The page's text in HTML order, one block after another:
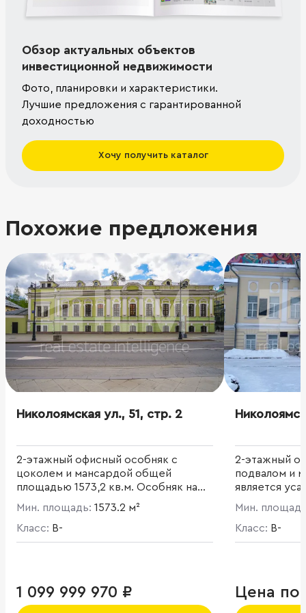
Обзор актуальных объектов
инвестиционной недвижимости
Фото, планировки и характеристики.
Лучшие предложения с гарантированной
доходностью
Хочу получить каталог
Похожие предложения
Николоямская ул., 51, стр. 2
2-этажный офисный особняк с
цоколем и мансардой общей
площадью 1573,2 кв.м. Особняк на
первой линии домов в ЦАО. Объект
культурного наследия
регионального значения. Дом, в
котором в 1880-х гг. жил
композиторы П.И. Чайковский и Ф.
Лист. Реконструкция была
Мин. площадь: 1573.2 м²
Класс: B-
1 099 999 970 ₽
2-этажный
подвалом и
является
Памятник
площадь
Мин.
Класс: B-
Цена по